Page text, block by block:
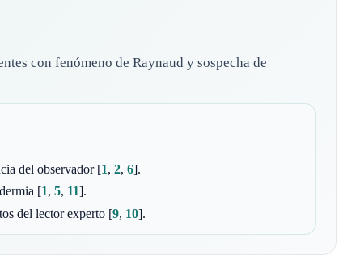
con fenómeno de Raynaud y sospecha de
del observador [1, 2, 6].
[1, 5, 11].
del lector experto [9, 10].